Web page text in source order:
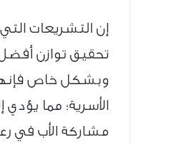
إن التشريعات
تحقيق توازن
وبشكل خاص فإنها
الأسرية؛ مما يؤدي
مشاركة الأب في